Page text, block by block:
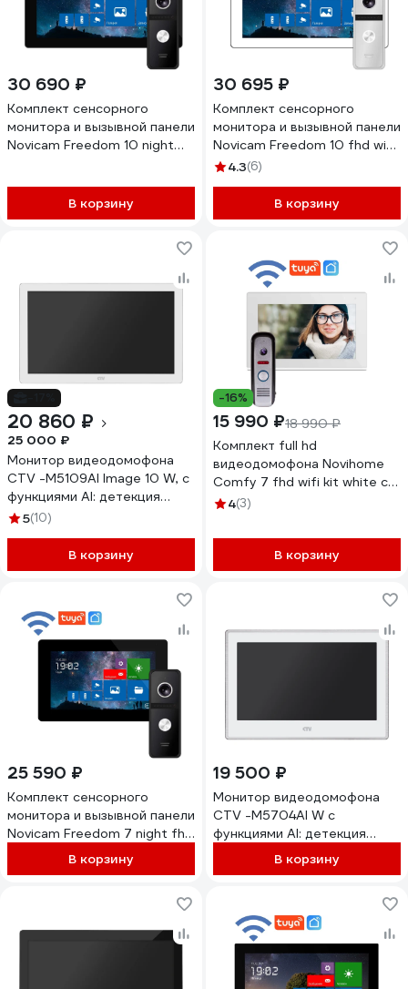
30 690 ₽
Комплект сенсорного
монитора и вызывной панели
Novicam Freedom 10 night
В корзину
30 695 ₽
Комплект сенсорного
монитора и вызывной панели
Novicam Freedom 10 fhd wifi
kit 4229
4.3(6)
В корзину
20 860 ₽
25 000 ₽
Монитор видеодомофона
CTV -M5109AI Image 10 W, с
функциями AI: детекция
обнаружения человека,
поддержка форматов AHD,
TVI, CVI и CVBS с
5(10)
В корзину
-16%
15 990 ₽18 990 ₽
Комплект full hd
видеодомофона Novihome
Comfy 7 fhd wifi kit white с
wifi v. 4099
4(3)
В корзину
25 590 ₽
Комплект сенсорного
монитора и вызывной панели
Novicam Freedom 7 night fhd
wifi kit 4228В корзину
19 500 ₽
Монитор видеодомофона
CTV -M5704AI W с
функциями AI: детекция
обнаружения человека,
распознавание лица,
разрешением 1080p/720p
10-0001058
В корзину